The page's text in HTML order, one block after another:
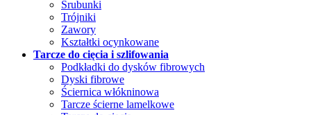
Śrubunki
Trójniki
Zawory
Kształtki ocynkowane
Tarcze do cięcia i szlifowania
Podkładki do dysków fibrowych
Dyski fibrowe
Ściernica włókninowa
Tarcze ścierne lamelkowe